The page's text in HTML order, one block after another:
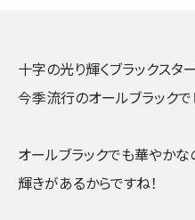
十字の光り輝くブラックスタ
今季流行のオールブラックで
オールブラックでも華やかな
輝きがあるからですね！